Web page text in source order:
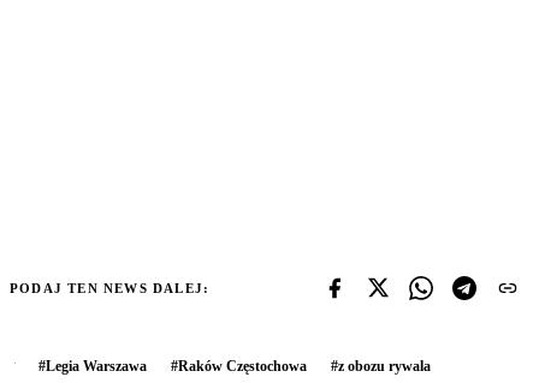
PODAJ TEN NEWS DALEJ:
#Legia Warszawa #Raków Częstochowa #z obozu rywala